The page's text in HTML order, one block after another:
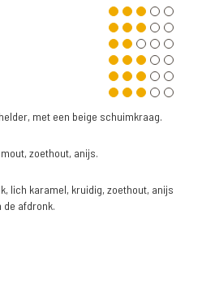
met een beige schuimkraag.
zoethout, anijs.
lich karamel, kruidig, zoethout, anijs
afdronk.